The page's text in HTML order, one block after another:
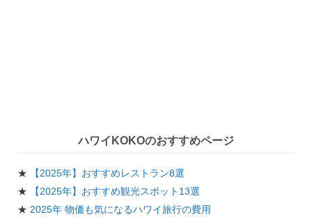
ハワイKOKOのおすすめページ
★
【2025年】おすすめレストラン8選
★
【2025年】おすすめ観光スポット13選
★ 2025年 物価も気になるハワイ旅行の費用